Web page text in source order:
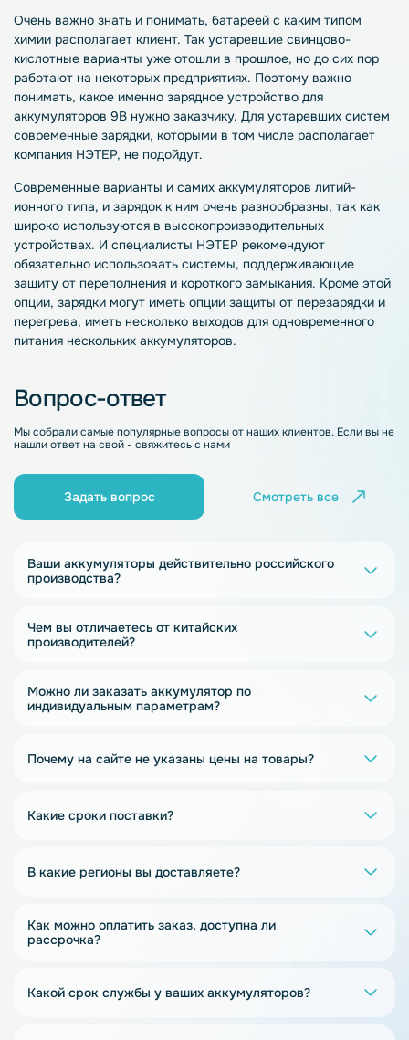
Очень важно знать и понимать, батареей с каким типом
химии располагает клиент. Так устаревшие свинцово-
кислотные варианты уже отошли в прошлое, но до сих пор
работают на некоторых предприятиях. Поэтому важно
понимать, какое именно зарядное устройство для
аккумуляторов 9В нужно заказчику. Для устаревших систем
современные зарядки, которыми в том числе располагает
компания НЭТЕР, не подойдут.
Современные варианты и самих аккумуляторов литий-
ионного типа, и зарядок к ним очень разнообразны, так как
широко используются в высокопроизводительных
устройствах. И специалисты НЭТЕР рекомендуют
обязательно использовать системы, поддерживающие
защиту от переполнения и короткого замыкания. Кроме этой
опции, зарядки могут иметь опции защиты от перезарядки и
перегрева, иметь несколько выходов для одновременного
питания нескольких аккумуляторов.
Вопрос-ответ
Мы собрали самые популярные вопросы от наших клиентов. Если вы не
нашли ответ на свой - свяжитесь с нами
Задать вопрос Смотреть все
Ваши аккумуляторы действительно российского
производства?
Чем вы отличаетесь от китайских
производителей?
Можно ли заказать аккумулятор по
индивидуальным параметрам?
Почему на сайте не указаны цены на товары?
Какие сроки поставки?
В какие регионы вы доставляете?
Как можно оплатить заказ, доступна ли
рассрочка?
Какой срок службы у ваших аккумуляторов?